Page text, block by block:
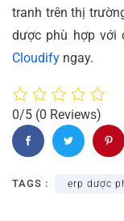
tranh trên thị
dược phù hợp với
Cloudify ngay.
0/5 (0 Reviews)
TAGS : erp dược